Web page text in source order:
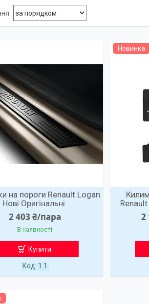
на пороги Renault Logan
Нові Оригінальні
2 403 ₴/пара
В наявності
Купити
1.1
Новинка
Renault
2